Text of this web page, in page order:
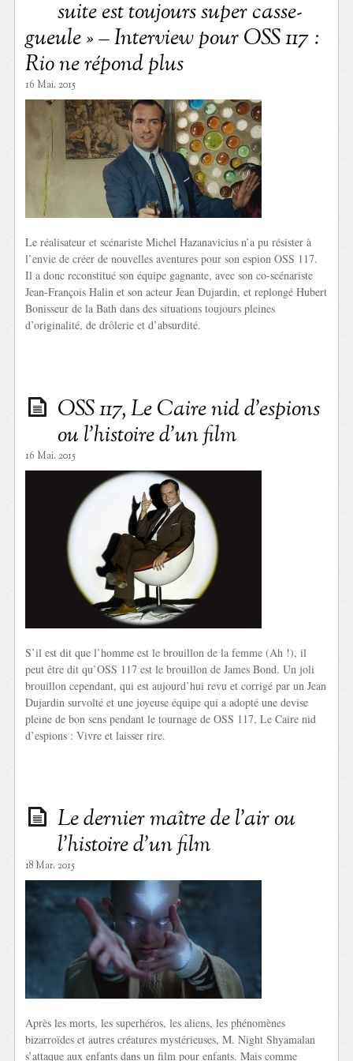
suite est toujours super casse-
gueule » – Interview pour OSS 117 :
Rio ne répond plus
16 Mai. 2015
Le réalisateur et scénariste Michel Hazanavicius n’a pu résister à
l’envie de créer de nouvelles aventures pour son espion OSS 117.
Il a donc reconstitué son équipe gagnante, avec son co-scénariste
Jean-François Halin et son acteur Jean Dujardin, et replongé Hubert
Bonisseur de la Bath dans des situations toujours pleines
d’originalité, de drôlerie et d’absurdité.
OSS 117, Le Caire nid d’espions
ou l’histoire d’un film
16 Mai. 2015
S’il est dit que l’homme est le brouillon de la femme (Ah !), il
peut être dit qu’OSS 117 est le brouillon de James Bond. Un joli
brouillon cependant, qui est aujourd’hui revu et corrigé par un Jean
Dujardin survolté et une joyeuse équipe qui a adopté une devise
pleine de bon sens pendant le tournage de OSS 117, Le Caire nid
d’espions : Vivre et laisser rire.
Le dernier maître de l’air ou
l’histoire d’un film
18 Mar. 2015
Après les morts, les superhéros, les aliens, les phénomènes
bizarroïdes et autres créatures mystérieuses, M. Night Shyamalan
s’attaque aux enfants dans un film pour enfants. Mais comme